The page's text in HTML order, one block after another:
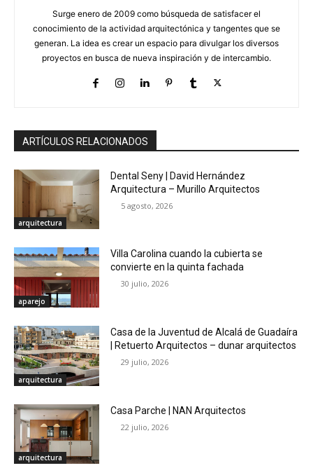
Surge enero de 2009 como búsqueda de satisfacer el
conocimiento de la actividad arquitectónica y tangentes que se
generan. La idea es crear un espacio para divulgar los diversos
proyectos en busca de nueva inspiración y de intercambio.
ARTÍCULOS RELACIONADOS
arquitectura
Dental Seny | David Hernández
Arquitectura – Murillo Arquitectos
5 agosto, 2026
aparejo
Villa Carolina cuando la cubierta se
convierte en la quinta fachada
30 julio, 2026
arquitectura
Casa de la Juventud de Alcalá de Guadaíra
| Retuerto Arquitectos – dunar arquitectos
29 julio, 2026
arquitectura
Casa Parche | NAN Arquitectos
22 julio, 2026